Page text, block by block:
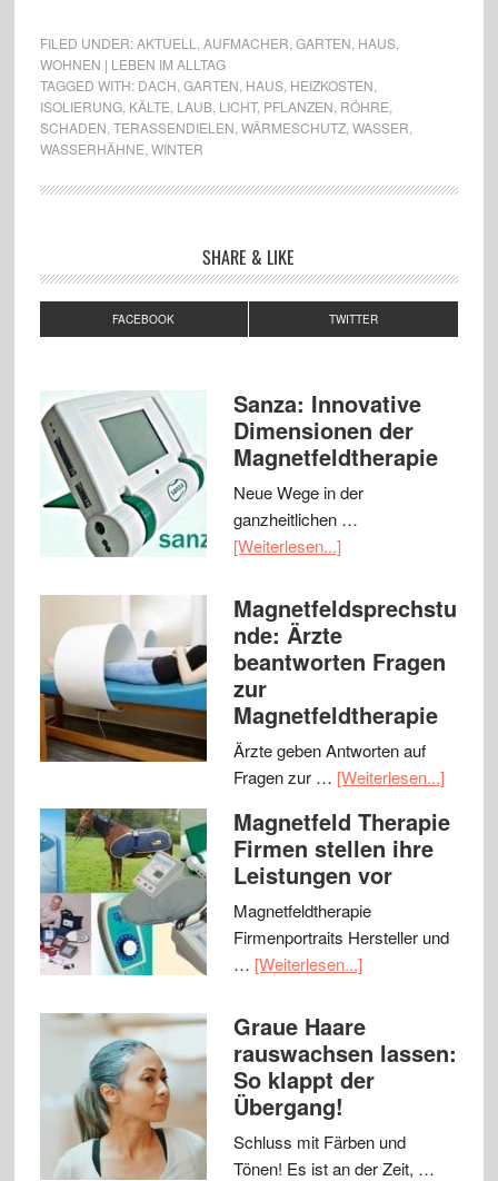
FILED UNDER:AKTUELL AUFMACHER GARTEN HAUS,
WOHNEN | LEBEN IM ALLTAG
TAGGED WITH: DACH GARTEN HAUS, HEIZKOSTEN
ISOLIERUNG, KÄLTE LAUB, LICHT, PFLANZEN RÖHRE
SCHADEN TERASSENDIELEN WÄRMESCHUTZ, WASSER
WASSERHÄHNE WINTER
SHARE & LIKE
FACEBOOK TWITTER
Sanza: Innovative
Dimensionen der
Magnetfeldtherapie
Neue Wege in der
ganzheitlichen …
[Weiterlesen...]
Magnetfeldsprechstu
nde: Ärzte
beantworten Fragen
zur
Magnetfeldtherapie
Ärzte geben Antworten auf
Fragen zur … [Weiterlesen...]
Magnetfeld Therapie
Firmen stellen ihre
Leistungen vor
Magnetfeldtherapie
Firmenportraits Hersteller und
… [Weiterlesen...]
Graue Haare
rauswachsen lassen:
So klappt der
Übergang!
Schluss mit Färben und
Tönen! Es ist an der Zeit, …